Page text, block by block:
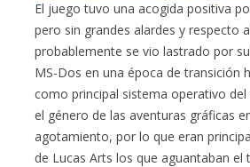
El juego tuvo una acogida positiva
pero sin grandes alardes y respecto
probablemente se vio lastrado por
MS-Dos en una época de transición
como principal sistema operativo
el género de las aventuras gráficas
agotamiento, por lo que eran
de Lucas Arts los que aguantaban el